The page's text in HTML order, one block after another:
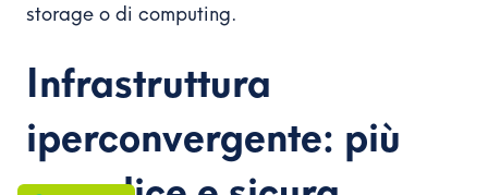
storage o di computing.
Infrastruttura
iperconvergente: più